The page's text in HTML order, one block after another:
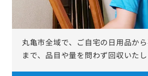
丸亀市全域で、ご自宅の日用品か
まで、品目や量を問わず回収いたし